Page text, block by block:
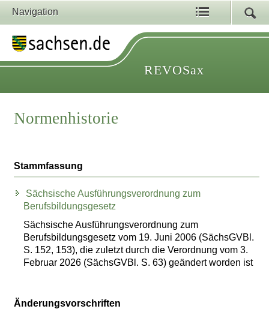
Navigation
REVOSax
Normenhistorie
Stammfassung
Sächsische Ausführungsverordnung zum
Berufsbildungsgesetz
Sächsische Ausführungsverordnung zum
Berufsbildungsgesetz vom 19. Juni 2006 (SächsGVBl.
S. 152, 153), die zuletzt durch die Verordnung vom 3.
Februar 2026 (SächsGVBl. S. 63) geändert worden ist
Änderungsvorschriften